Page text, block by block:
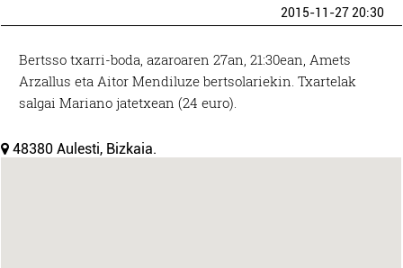
2015-11-27 20:30
Bertsso txarri-boda, azaroaren 27an, 21:30ean, Amets
Arzallus eta Aitor Mendiluze bertsolariekin. Txartelak
salgai Mariano jatetxean (24 euro).
48380 Aulesti, Bizkaia.